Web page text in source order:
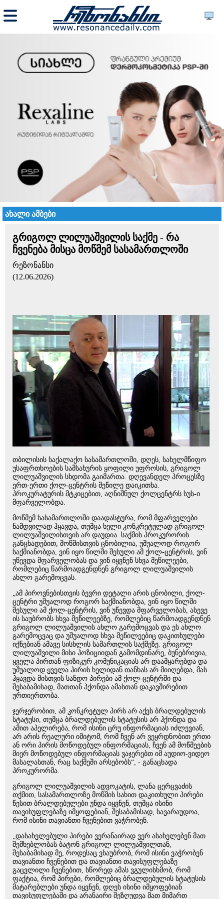
ახალი ამბები
გრიგოლ ლილუაშვილის საქმე - რა
ჩვენება მისცა მოწმემ სასამართლოში
რეზონანსი
(12.06.2026)
თბილისის საქალაქო სასამართლოში, დღეს, სახელმწიფო
უსაფრთხოების სამსახურის ყოფილი უფროსის, გრიგოლ
ლილუაშვილის სხდომა გაიმართა. დღევანდელ პროცესზე
ერთ-ერთი ქოლ-ცენტრის მეწილე დაიკითხა.
პროკურატურის მტკიცებით, აღნიშნულ ქოლცენტრს სუს-ი
მფარველობდა.
მოწმემ სასამართლოში დაადასტურა, რომ მფარველები
ნამდვილად ჰყავდა, თუმცა ხელი კონკრეტულად გრიგოლ
ლილუაშვილისთვის არ დაუდია. საქმის პროკურორის
განცხადებით, მოწმისთვის ცნობილია, უშუალოდ როგორ
საქმიანობდა, ვინ იყო წილში შესული ამ ქოლ-ცენტრის, ვინ
უწევდა მფარველობას და ვინ იყვნენ სხვა მეწილეები,
რომლებიც წარმოადგენდნენ გრიგოლ ლილუაშვილის
ახლო გარემოცვას.
„ამ პიროვნებისთვის ბევრი დეტალი არის ცნობილი, ქოლ-
ცენტრი უშუალოდ როგორ საქმიანობდა, ვინ იყო წილში
შესული ამ ქოლ-ცენტრის, ვინ უწევდა მფარველობას, ასევე
ის საუბრობს სხვა მეწილეებზე, რომლებიც წარმოადგენდნენ
გრიგოლ ლილუაშვილის ახლო გარემოცვას და ეს ახლო
გარემოცვაც და უშუალოდ სხვა მეწილეებიც დაკითხულები
იქნებიან ამავე სისხლის სამართლის საქმეზე. გრიგოლ
ლილუაშვილი მისი პოზიციიდან გამომდინარე, ბუნებრივია,
ყველა პირთან ფიზიკურ კომუნიკაციას არ დაამყარებდა და
უშუალოდ ყველა პირის ხელიდან თანხას არ მიიღებდა, მას
ჰყავდა მისთვის სანდო პირები ამ ქოლ-ცენტრში და
შესაბამისად, მათთან ჰქონდა ამასთან დაკავშირებით
ურთიერთობა.
ჯერჯერობით, ამ კონკრეტულ პირს არ აქვს ბრალდებულის
სტატუსი, თუმცა ბრალდებულის სტატუსის არ ჰქონდა და
ამით აპელირება, რომ ისინი ცრუ ინფორმაციას იძლევიან,
არ არის რეალური იმიტომ, რომ ჩვენ არ ვეყრდნობით ერთი
ან ორი პირის მოწოდებულ ინფორმაციას, ჩვენ ამ მოწმეების
მიერ მოწოდებულ ინფორმაციას ვაჯერებთ იმ აუდიო-ვიდეო
მასალასთან, რაც საქმეში არსებობს“, - განაცხადა
პროკურორმა.
გრიგოლ ლილუაშვილის ადვოკატის, ლანა ცერცვაძის
თქმით, სასამართლოზე მოწმის სახით დაკითხული პირები
წესით ბრალდებულები უნდა იყვნენ, თუმცა ისინი
თავისუფლებაზე იმყოფებიან, შესაბამისად, სავარაუდოა,
რომ ისინი თავიანთი ჩვენებით ვაჭრობენ.
„დასახელებული პირები ვერანაირად ვერ ასახელებენ მათ
შემხებლობას ბატონ გრიგოლ ლილუაშვილთან,
შესაბამისად მე, როდესაც ვსაუბრობ, რომ ისინი ვაჭრობენ
თავიანთი ჩვენებით და თავიანთი თავისუფლებაზე
გაცვლილი ჩვენებით, სწორედ ამას ვგულისხმობ, რომ
ფაქტია, რომ პირები, რომლებიც ბრალდებულის სტატუსის
მატარებლები უნდა იყვნენ, დღეს ისინი იმყოფებიან
თავისუფლებაში და არანაირი შეზღუდვა მათ მიმართ